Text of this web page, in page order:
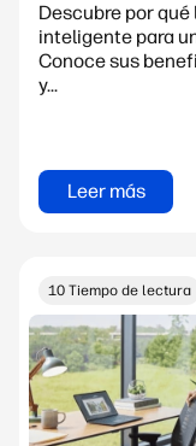
Descubre por
inteligente para
Conoce sus
y...
Leer más
10 Tiempo de lectura